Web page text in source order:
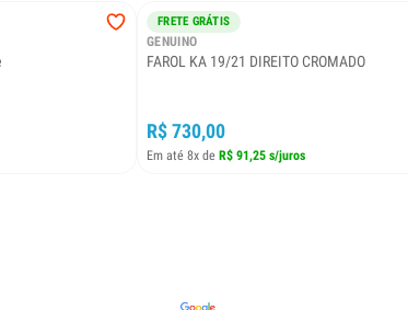
FRETE GRÁTIS
GENUINO
FAROL KA 19/21 DIREITO CROMADO
R$ 730,00
Em até 8x de R$ 91,25 s/juros